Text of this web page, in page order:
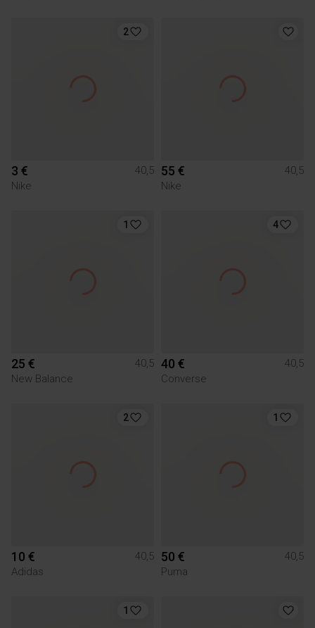
2
3 €
40,5
Nike
55 €
40,5
Nike
1
25 €
40,5
New Balance
4
40 €
40,5
Converse
2
10 €
40,5
Adidas
1
50 €
40,5
Puma
1